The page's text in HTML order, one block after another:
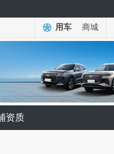
用车 商城
资质